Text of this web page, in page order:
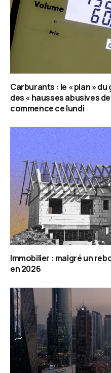
Carburants : le « plan »
des « hausses abusives
commence ce lundi
Immobilier : malgré un
en 2026